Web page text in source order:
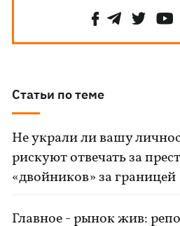
Статьи по теме
Не украли ли вашу
рискуют отвечать за
«двойников» за границей
Главное - рынок жив: